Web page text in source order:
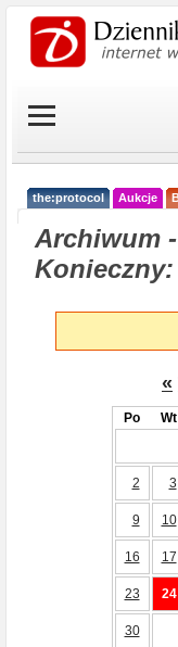
the:protocol Aukcje
Archiwum
Konieczny:
«
Po Wt
2 3
9 10
16 17
23 24
30